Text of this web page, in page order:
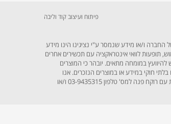
פיתוח ועיצוב קוד וליבה
ו/או מידע שנמסר ע"י נציגינו הינו מידע
תופעות לוואי אינטראקציה עם תכשירים אחרים
במומחה מתאים. יובהר כי המוצרים
חוקי במידע או במוצרים הנזכרים. אנו
ממליצים להיוועץ ברופא / רוקח לפני השימוש בתוספי תזונה בכלל ואנשים הנוטלים תרופות מרשם, נשים בהיריון, נשים מניקות וילדים בפרט יש להיוועץ ברופא / רוקח לפני השימוש. להתייעצות עם רוקח פנה למס' טלפון 03-9435315 ו/או